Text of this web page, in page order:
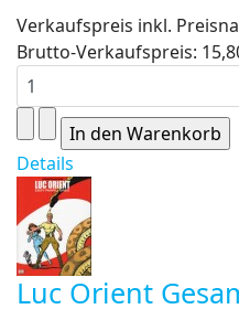
Verkaufspreis inkl.
Brutto-Verkaufspreis:
Details
Luc Orient